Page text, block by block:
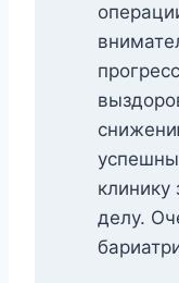
клинику
делу.